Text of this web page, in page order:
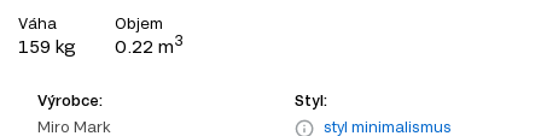
Váha
159 kg
Objem
0.22 m3
Výrobce:
Miro Mark
Styl:
styl minimalismus